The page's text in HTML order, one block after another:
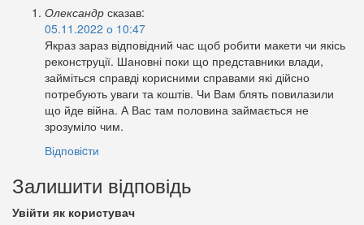
Олександр сказав:
05.11.2022 о 10:47
Якраз зараз відповідний час щоб робити макети чи якісь
реконструції. Шановні поки що представники влади,
займіться справді корисними справами які дійсно
потребують уваги та коштів. Чи Вам блять повилазили
що йде війна. А Вас там половина займається не
зрозуміло чим.
Відповіcти
Залишити відповідь
Увійти як користувач